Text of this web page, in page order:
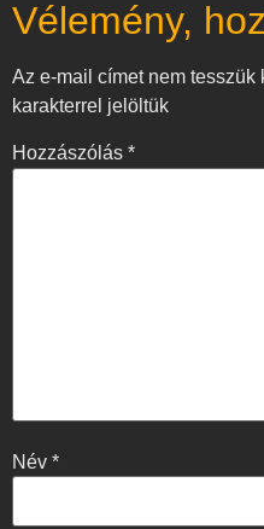
Vélemény,
Az e-mail címet nem tesszük
karakterrel jelöltük
Hozzászólás *
Név *